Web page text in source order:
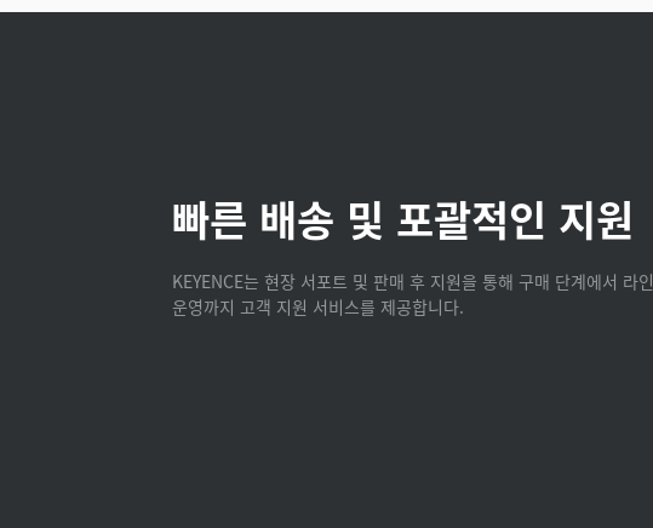
빠른 배송 및 포괄적인 지원
KEYENCE는 현장 서포트 및 판매 후 지원을 통해 구매 단계에서 라인
운영까지 고객 지원 서비스를 제공합니다.